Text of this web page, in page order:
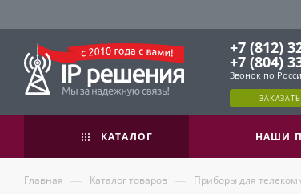
+7 (812)
+7 (804)
Звонок по
КАТАЛОГ НАШИ
Главная — Каталог товаров — Приборы для